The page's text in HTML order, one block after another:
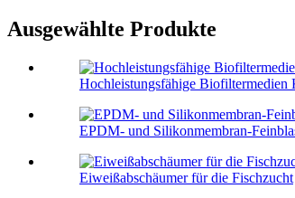
Ausgewählte Produkte
Hochleistungsfähige
EPDM- und Silikonmembran-
Eiweißabschäumer für die Fischzucht